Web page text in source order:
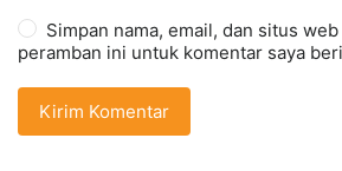
Simpan nama, email, dan situs web
peramban ini untuk komentar saya